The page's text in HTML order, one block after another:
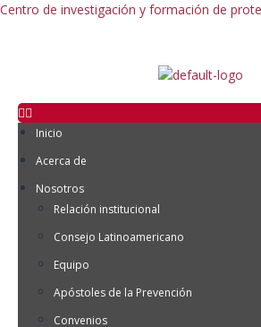
Centro de investigación y formación de
Inicio
Acerca de
Nosotros
Relación institucional
Consejo Latinoamericano
Equipo
Apóstoles de la Prevención
Convenios